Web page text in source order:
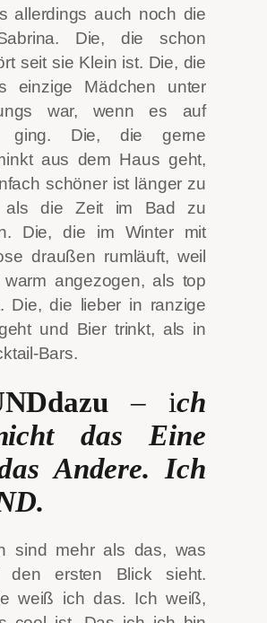
allerdings auch noch die
Die, die schon
seit sie Klein ist. Die, die
einzige Mädchen unter
war, wenn es auf
ging. Die, die gerne
aus dem Haus geht,
schöner ist länger zu
als die Zeit im Bad zu
Die, die im Winter mit
draußen rumläuft, weil
angezogen, als top
Die, die lieber in ranzige
und Bier trinkt, als in
Bars.
– ich
das Eine
Andere. Ich
sind mehr als das, was
den ersten Blick sieht.
weiß ich das. Ich weiß,